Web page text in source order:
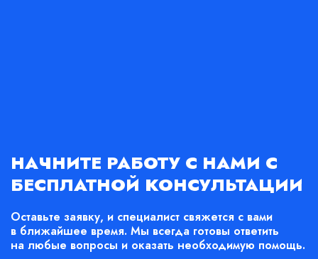
НАЧНИТЕ РАБОТУ С НАМИ С
БЕСПЛАТНОЙ КОНСУЛЬТАЦИИ
Оставьте заявку, и специалист свяжется с вами
в ближайшее время. Мы всегда готовы ответить
на любые вопросы и оказать необходимую помощь.